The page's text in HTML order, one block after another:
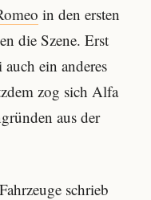
in den ersten
die Szene. Erst
ein anderes
zog sich Alfa
aus der
schrieb